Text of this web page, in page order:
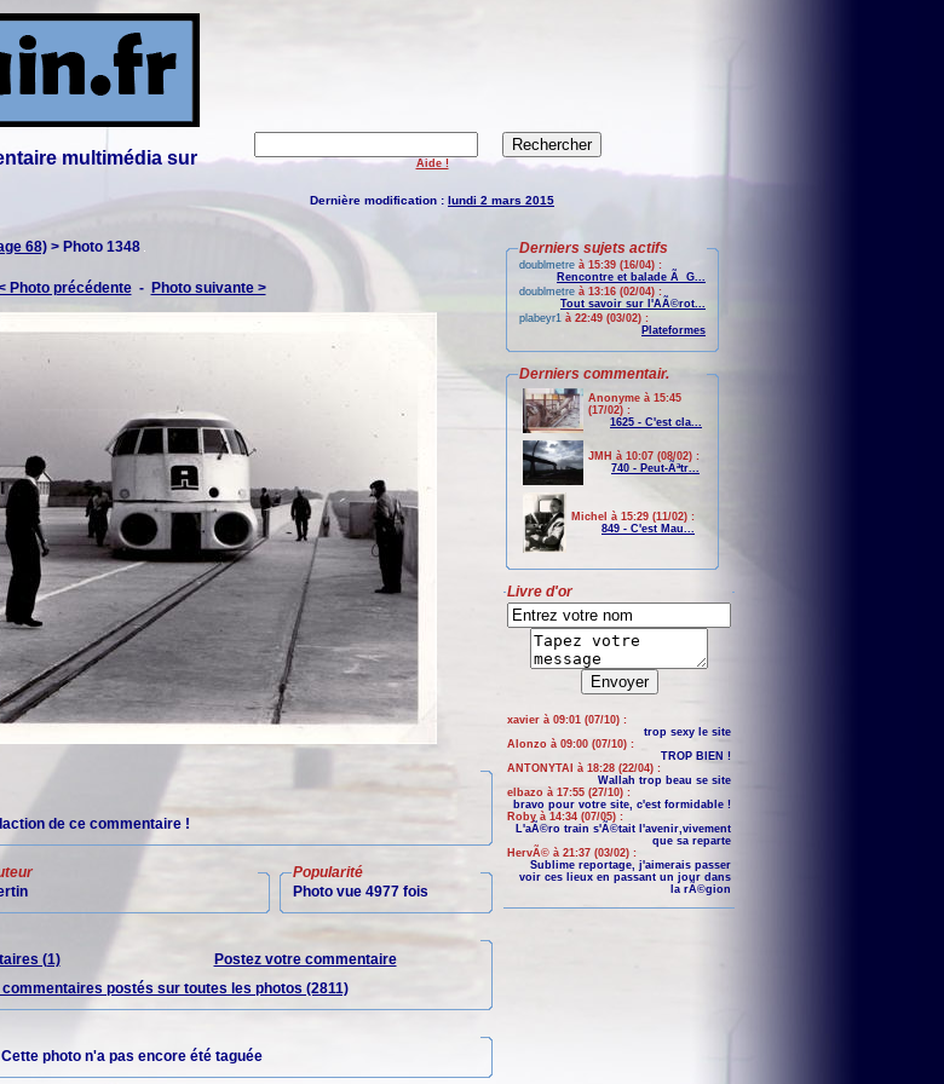
multimédia sur
Aide !
Dernière modification : lundi 2 mars 2015
68) > Photo 1348
Photo précédente- Photo suivante >
de ce commentaire !
Popularité
Photo vue 4977 fois
(1)
Postez votre commentaire
postés sur toutes les photos (2811)
Cette photo n'a pas encore été taguée
Derniers sujets actifs
doublmetre à 15:39 (16/04) :
Rencontre et balade Ã G...
doublmetre à 13:16 (02/04) :
Tout savoir sur l'AÃ©rot...
plabeyr1 à 22:49 (03/02) :
Plateformes
Derniers commentair.
Anonyme à 15:45
(17/02) :
1625 - C'est cla...
JMH à 10:07 (08/02) :
740 - Peut-Ãªtr...
Michel à 15:29 (11/02) :
849 - C'est Mau...
Livre d'or
xavier à 09:01 (07/10) :
trop sexy le site
Alonzo à 09:00 (07/10) :
TROP BIEN !
ANTONYTAI à 18:28 (22/04) :
Wallah trop beau se site
elbazo à 17:55 (27/10) :
bravo pour votre site, c'est formidable !
Roby à 14:34 (07/05) :
L'aÃ©ro train s'Ã©tait l'avenir,vivement
que sa reparte
HervÃ© à 21:37 (03/02) :
Sublime reportage, j'aimerais passer
voir ces lieux en passant un jour dans
la rÃ©gion